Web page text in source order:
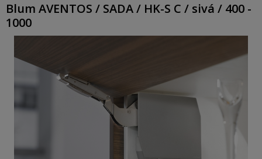
Blum AVENTOS / SADA / HK-S C / sivá / 400 -
1000